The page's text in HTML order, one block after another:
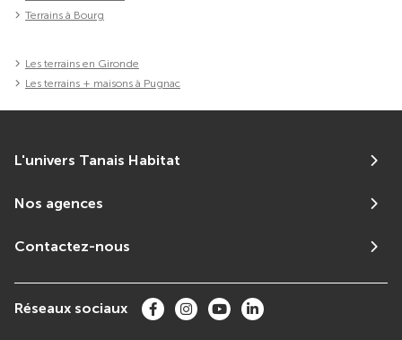
Terrains à Bourg
Les terrains en Gironde
Les terrains + maisons à Pugnac
L'univers Tanais Habitat
Nos agences
Contactez-nous
Réseaux sociaux